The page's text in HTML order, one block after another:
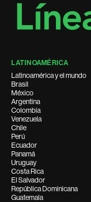
LATINOAMÉRICA
Latinoamérica y el mundo
Brasil
México
Argentina
Colombia
Venezuela
Chile
Perú
Ecuador
Panamá
Uruguay
Costa Rica
El Salvador
República Dominicana
Guatemala